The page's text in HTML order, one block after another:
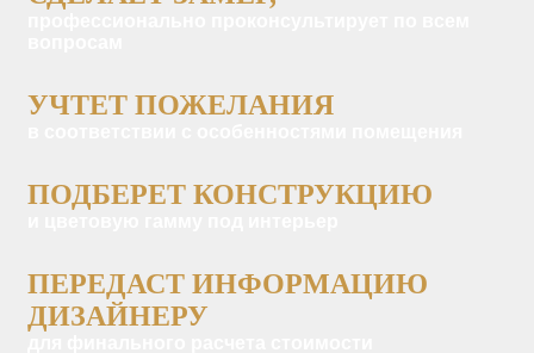
УЧТЕТ ПОЖЕЛАНИЯ
ПОДБЕРЕТ КОНСТРУКЦИЮ
ПЕРЕДАСТ ИНФОРМАЦИЮ
ДИЗАЙНЕРУ